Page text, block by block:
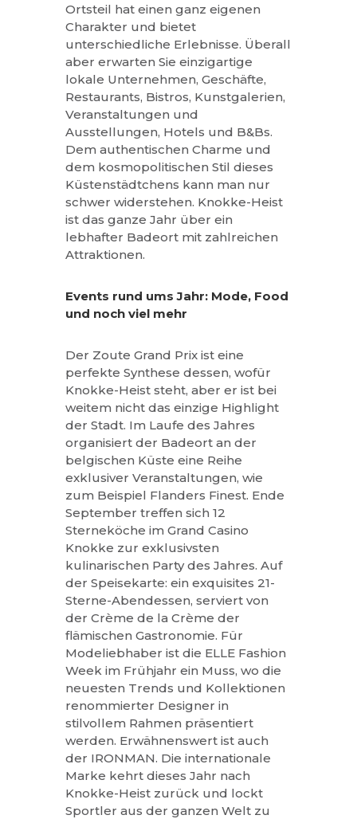
Ortsteil hat einen ganz eigenen
Charakter und bietet
unterschiedliche Erlebnisse. Überall
aber erwarten Sie einzigartige
lokale Unternehmen, Geschäfte,
Restaurants, Bistros, Kunstgalerien,
Veranstaltungen und
Ausstellungen, Hotels und B&Bs.
Dem authentischen Charme und
dem kosmopolitischen Stil dieses
Küstenstädtchens kann man nur
schwer widerstehen. Knokke-Heist
ist das ganze Jahr über ein
lebhafter Badeort mit zahlreichen
Attraktionen.
Events rund ums Jahr: Mode, Food
und noch viel mehr
Der Zoute Grand Prix ist eine
perfekte Synthese dessen, wofür
Knokke-Heist steht, aber er ist bei
weitem nicht das einzige Highlight
der Stadt. Im Laufe des Jahres
organisiert der Badeort an der
belgischen Küste eine Reihe
exklusiver Veranstaltungen, wie
zum Beispiel Flanders Finest. Ende
September treffen sich 12
Sterneköche im Grand Casino
Knokke zur exklusivsten
kulinarischen Party des Jahres. Auf
der Speisekarte: ein exquisites 21-
Sterne-Abendessen, serviert von
der Crème de la Crème der
flämischen Gastronomie. Für
Modeliebhaber ist die ELLE Fashion
Week im Frühjahr ein Muss, wo die
neuesten Trends und Kollektionen
renommierter Designer in
stilvollem Rahmen präsentiert
werden. Erwähnenswert ist auch
der IRONMAN. Die internationale
Marke kehrt dieses Jahr nach
Knokke-Heist zurück und lockt
Sportler aus der ganzen Welt zu